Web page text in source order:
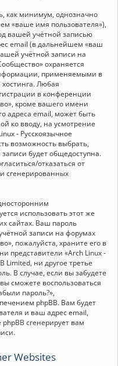
как минимум, однозначно
«ваше имя пользователя»),
вашей учётной записью
email (в дальнейшем «ваш
учётной записи на
охраняется
применяемыми в
Любая
в конференции
кроме вашего имени
адреса email, может быть
ко вводу, на усмотрение
- Русскоязычное
возможность выбрать,
будет общедоступна.
отказаться от
сгенерированных
использовать этот же
сайтах. Ваш пароль
записи на форумах
пожалуйста, храните его в
представители «Arch Linux -
Limited, ни другое третье
В случае, если вы забудете
сможете воспользоваться
пароль?»,
phpBB. Вам будет
и ваш адрес email,
сгенерирует вам
Websites